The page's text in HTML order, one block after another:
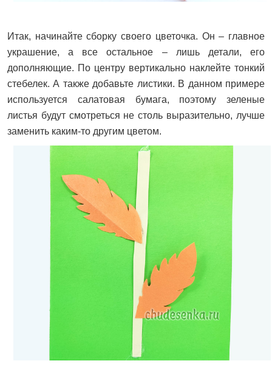
Итак, начинайте сборку своего цветочка. Он – главное
украшение, а все остальное – лишь детали, его
дополняющие. По центру вертикально наклейте тонкий
стебелек. А также добавьте листики. В данном примере
используется салатовая бумага, поэтому зеленые
листья будут смотреться не столь выразительно, лучше
заменить каким-то другим цветом.